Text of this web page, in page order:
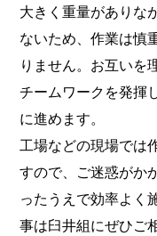
大きく重量がありな
ないため、作業は慎
りません。お互いを
チームワークを発揮
に進めます。
工場などの現場では
すので、ご迷惑がか
ったうえで効率よく
事は臼井組にぜひご